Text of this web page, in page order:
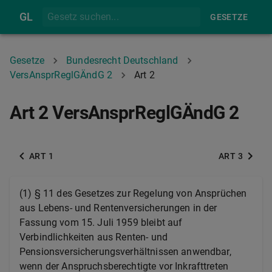
GL GESETZE
Gesetze
Bundesrecht Deutschland
VersAnsprReglGÄndG 2
Art 2
Art 2 VersAnsprReglGÄndG 2
ART 1 ART 3
(1) § 11 des Gesetzes zur Regelung von Ansprüchen
aus Lebens- und Rentenversicherungen in der
Fassung vom 15. Juli 1959 bleibt auf
Verbindlichkeiten aus Renten- und
Pensionsversicherungsverhältnissen anwendbar,
wenn der Anspruchsberechtigte vor Inkrafttreten